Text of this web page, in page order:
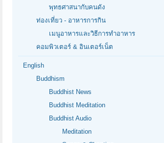
พุทธศาสนากับคนดัง
ท่องเที่ยว - อาหารการกิน
เมนูอาหารและวิธีการทำอาหาร
คอมพิวเตอร์ & อินเตอร์เน็ต
English
Buddhism
Buddhist News
Buddhist Meditation
Buddhist Audio
Meditation